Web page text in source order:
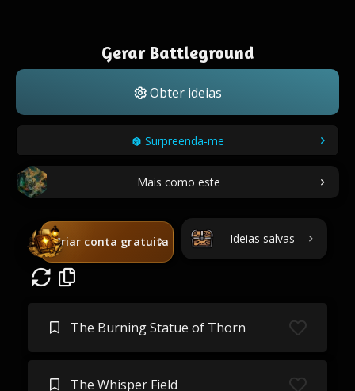
Gerar Battleground
Obter ideias
Surpreenda-me
Mais como este
Criar conta gratuita Ideias salvas
The Burning Statue of Thorn
The Whisper Field